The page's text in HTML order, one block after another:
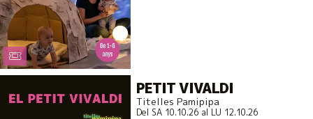
PETIT VIVALDI
Titelles Pamipipa
Del SA 10.10.26al LU 12.10.26